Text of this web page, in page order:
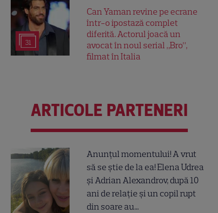
31
Can Yaman revine pe ecrane
într-o ipostază complet
diferită. Actorul joacă un
avocat în noul serial „Bro”,
filmat în Italia
ARTICOLE PARTENERI
Anunțul momentului! A vrut
să se știe de la ea! Elena Udrea
și Adrian Alexandrov, după 10
ani de relație și un copil rupt
din soare au...